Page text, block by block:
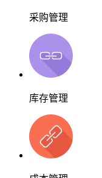
采购管理
库存管理